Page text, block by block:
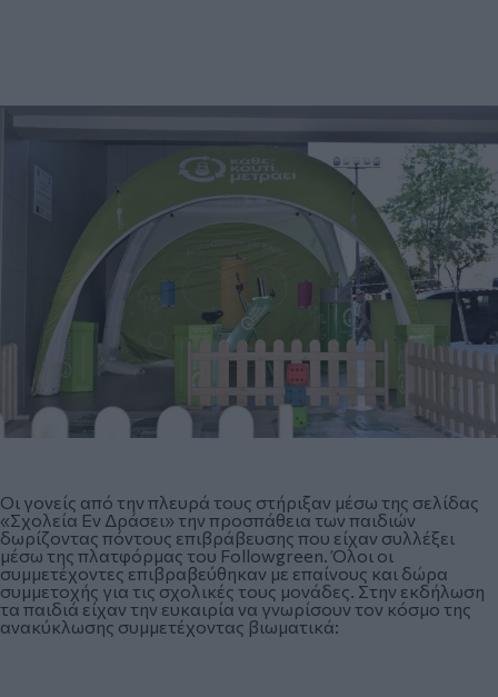
Οι γονείς από την πλευρά τους στήριξαν μέσω της σελίδας
«Σχολεία Εν Δράσει» την προσπάθεια των παιδιών
δωρίζοντας πόντους επιβράβευσης που είχαν συλλέξει
μέσω της πλατφόρμας του Followgreen. Όλοι οι
συμμετέχοντες επιβραβεύθηκαν με επαίνους και δώρα
συμμετοχής για τις σχολικές τους μονάδες. Στην εκδήλωση
τα παιδιά είχαν την ευκαιρία να γνωρίσουν τον κόσμο της
ανακύκλωσης συμμετέχοντας βιωματικά: